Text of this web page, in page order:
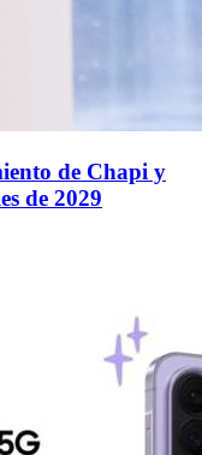
de Chapi y
de 2029